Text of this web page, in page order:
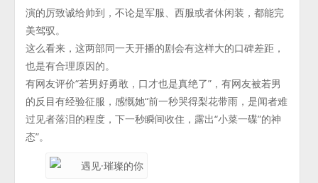
演的厉致诚给帅到，不论是军服、西服或者休闲装，都能完
美驾驭。
这么看来，这两部同一天开播的剧会有这样大的口碑差距，
也是有合理原因的。
有网友评价“若男好勇敢，口才也是真绝了”，有网友被若男
的反目有经验征服，感慨她“前一秒哭得梨花带雨，是闻者难
过见者落泪的程度，下一秒瞬间收住，露出“小菜一碟”的神
态”。